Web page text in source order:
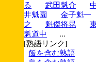
る
武田魁介
井魁園
金子魁一
之
魁傑将晃
魁道中
...
[熟語リンク]
飯を含む熟語